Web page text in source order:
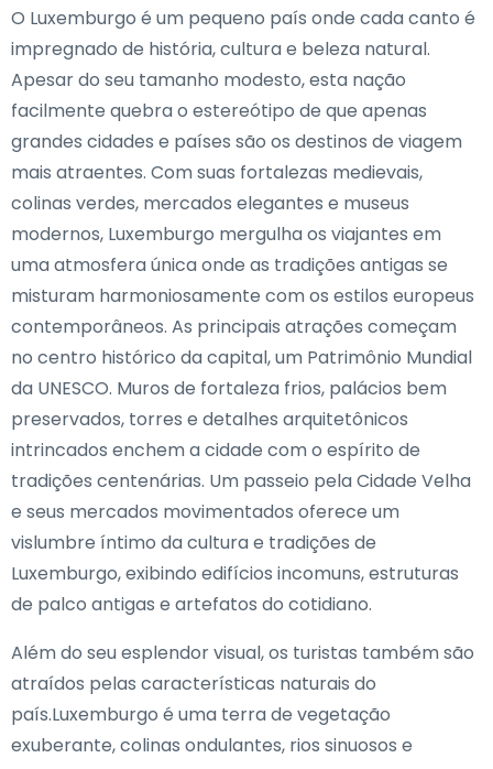
O Luxemburgo é um pequeno país onde cada canto é
impregnado de história, cultura e beleza natural.
Apesar do seu tamanho modesto, esta nação
facilmente quebra o estereótipo de que apenas
grandes cidades e países são os destinos de viagem
mais atraentes. Com suas fortalezas medievais,
colinas verdes, mercados elegantes e museus
modernos, Luxemburgo mergulha os viajantes em
uma atmosfera única onde as tradições antigas se
misturam harmoniosamente com os estilos europeus
contemporâneos. As principais atrações começam
no centro histórico da capital, um Patrimônio Mundial
da UNESCO. Muros de fortaleza frios, palácios bem
preservados, torres e detalhes arquitetônicos
intrincados enchem a cidade com o espírito de
tradições centenárias. Um passeio pela Cidade Velha
e seus mercados movimentados oferece um
vislumbre íntimo da cultura e tradições de
Luxemburgo, exibindo edifícios incomuns, estruturas
de palco antigas e artefatos do cotidiano.
Além do seu esplendor visual, os turistas também são
atraídos pelas características naturais do
país.Luxemburgo é uma terra de vegetação
exuberante, colinas ondulantes, rios sinuosos e